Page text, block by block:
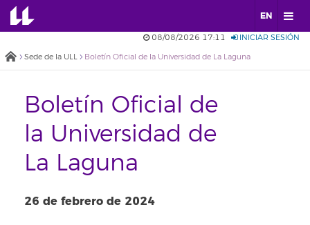
EN
08/08/2026 17:11 INICIAR SESIÓN
Sede de la ULL Boletín Oficial de la Universidad de La Laguna
Boletín Oficial de
la Universidad de
La Laguna
26 de febrero de 2024